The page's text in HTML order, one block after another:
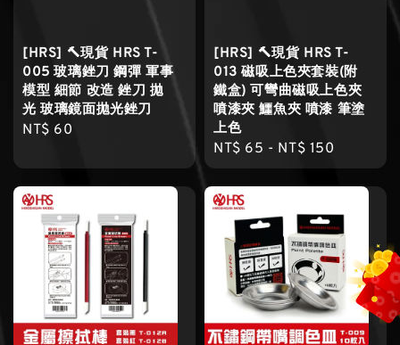
[HRS] 🔨現貨 HRS T-
005 玻璃銼刀 鋼彈 軍事
模型 細節 改造 銼刀 拋
光 玻璃鏡面拋光銼刀
Regular
NT$ 60
[HRS] 🔨現貨 HRS T-
013 磁吸上色夾套裝(附
鐵盒) 可彎曲磁吸上色夾
噴漆夾 鱷魚夾 噴漆 筆塗
上色
Regular
price
NT$ 65 - NT$ 150